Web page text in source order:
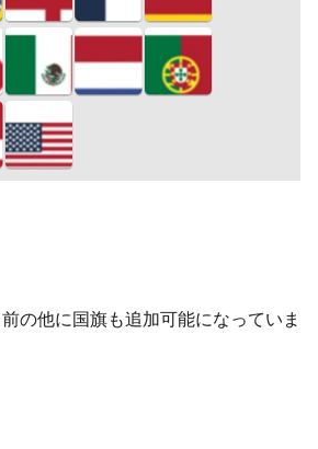
の他に国旗も追加可能になっていま